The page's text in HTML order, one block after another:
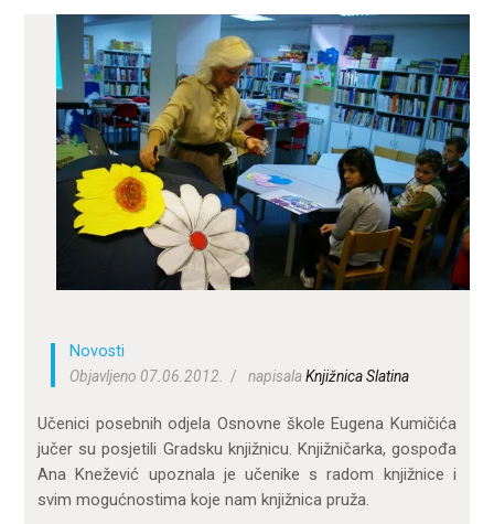
PROGRAMI I PROJEKTI
KATALOG
O KNJIŽNICI
ZA KORISNIKE
ODJELI
DOKUMENTI
KONTAKT
Novosti
Objavljeno 07.06.2012.
napisalaKnjižnica Slatina
Učenici posebnih odjela Osnovne škole Eugena Kumičića
jučer su posjetili Gradsku knjižnicu. Knjižničarka, gospođa
Ana Knežević upoznala je učenike s radom knjižnice i
svim mogućnostima koje nam knjižnica pruža.